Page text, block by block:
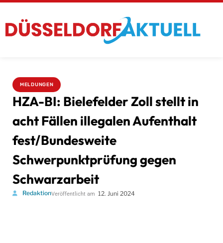
MELDUNGEN
HZA-BI: Bielefelder Zoll stellt in
acht Fällen illegalen Aufenthalt
fest/Bundesweite
Schwerpunktprüfung gegen
Schwarzarbeit
RedaktionVeröffentlicht am 12. Juni 2024